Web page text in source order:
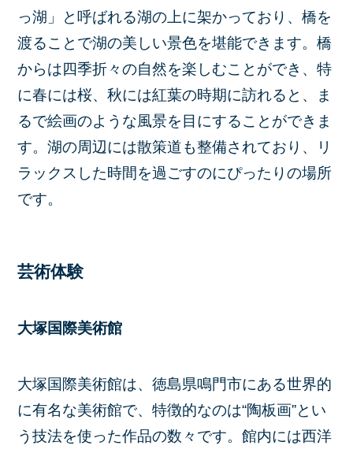
っ湖」と呼ばれる湖の上に架かっており、橋を
渡ることで湖の美しい景色を堪能できます。橋
からは四季折々の自然を楽しむことができ、特
に春には桜、秋には紅葉の時期に訪れると、ま
るで絵画のような風景を目にすることができま
す。湖の周辺には散策道も整備されており、リ
ラックスした時間を過ごすのにぴったりの場所
です。
芸術体験
大塚国際美術館
大塚国際美術館は、徳島県鳴門市にある世界的
に有名な美術館で、特徴的なのは“陶板画”とい
う技法を使った作品の数々です。館内には西洋